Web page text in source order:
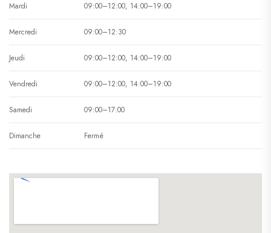
Mardi 09:00–12:00, 14:00–19:00
Mercredi 09:00–12:30
Jeudi 09:00–12:00, 14:00–19:00
Vendredi 09:00–12:00, 14:00–19:00
Samedi 09:00–17:00
Dimanche Fermé